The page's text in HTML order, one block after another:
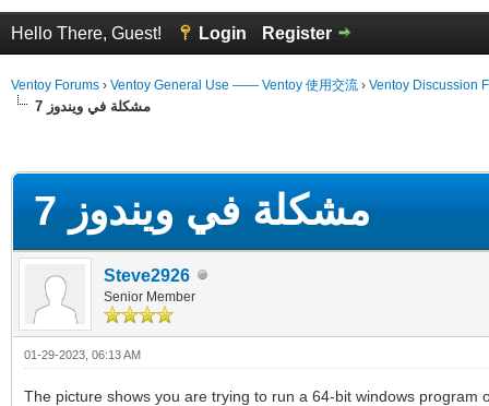
Hello There, Guest! Login Register
Ventoy Forums › Ventoy General Use —— Ventoy 使用交流 › Ventoy Discussion
مشكلة في ويندوز 7
مشكلة في ويندوز 7
Steve2926
Senior Member
01-29-2023, 06:13 AM
The picture shows you are trying to run a 64-bit windows program